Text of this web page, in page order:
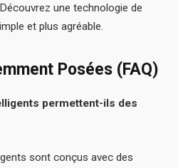
une technologie de
et plus agréable.
Posées (FAQ)
permettent-ils des
sont conçus avec des